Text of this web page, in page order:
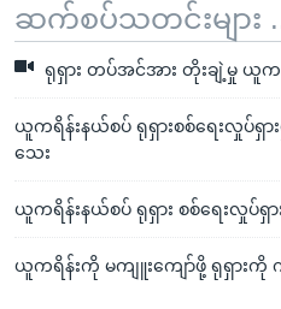
ဆက်စပ်သတင်းများ
ရုရှား တပ်အင်အား တိုးချဲ့မှု ယူ
ယူကရိန်းနယ်စပ် ရုရှားစစ်ရေးလှုပ်
သေး
ယူကရိန်းနယ်စပ် ရုရှား စစ်ရေးလှုပ်ရှာ
ယူကရိန်းကို မကျူးကျော်ဖို့ ရုရှားကို